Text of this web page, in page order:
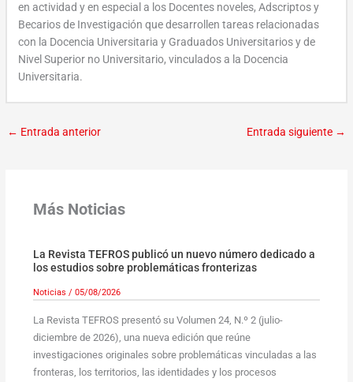
en actividad y en especial a los Docentes noveles, Adscriptos y
Becarios de Investigación que desarrollen tareas relacionadas
con la Docencia Universitaria y Graduados Universitarios y de
Nivel Superior no Universitario, vinculados a la Docencia
Universitaria.
← Entrada anterior Entrada siguiente →
Más Noticias
La Revista TEFROS publicó un nuevo número dedicado a
los estudios sobre problemáticas fronterizas
Noticias / 05/08/2026
La Revista TEFROS presentó su Volumen 24, N.º 2 (julio-
diciembre de 2026), una nueva edición que reúne
investigaciones originales sobre problemáticas vinculadas a las
fronteras, los territorios, las identidades y los procesos